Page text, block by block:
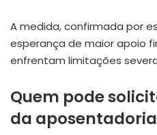
A medida, confirmada por
esperança de maior apoio
enfrentam limitações
Quem pode
da